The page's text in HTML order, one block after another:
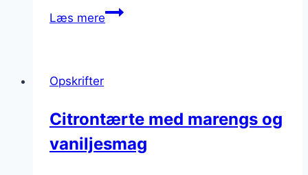
Læs mereCitrontærte
Opskrifter
Citrontærte med marengs og
vaniljesmag